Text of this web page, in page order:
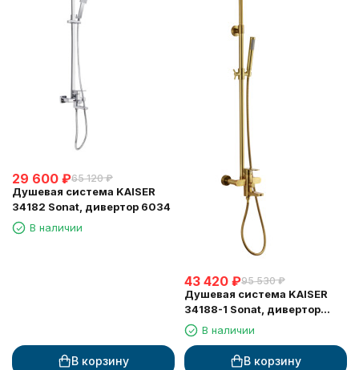
29 600 ₽65 120 ₽
Душевая система KAISER
34182 Sonat, дивертор 6034
В наличии
В корзину
43 420 ₽95 530 ₽
Душевая система KAISER
34188-1 Sonat, дивертор
6020В наличии
В корзину